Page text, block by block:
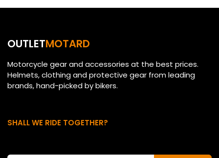
OUTLETMOTARD
Motorcycle gear and accessories at the best prices.
Helmets, clothing and protective gear from leading
brands, hand-picked by bikers.
SHALL WE RIDE TOGETHER?